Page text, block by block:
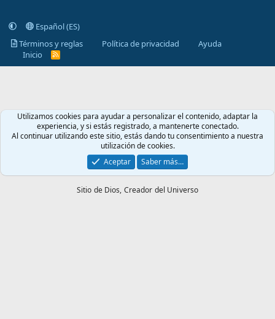
Español (ES)
Términos y reglas
Política de privacidad
Ayuda
Inicio
R
S
Utilizamos cookies para ayudar a personalizar el contenido, adaptar la
experiencia, y si estás registrado, a mantenerte conectado.
Al continuar utilizando este sitio, estás dando tu consentimiento a nuestra
utilización de cookies.
Aceptar
Saber más…
Sitio de Dios, Creador del Universo